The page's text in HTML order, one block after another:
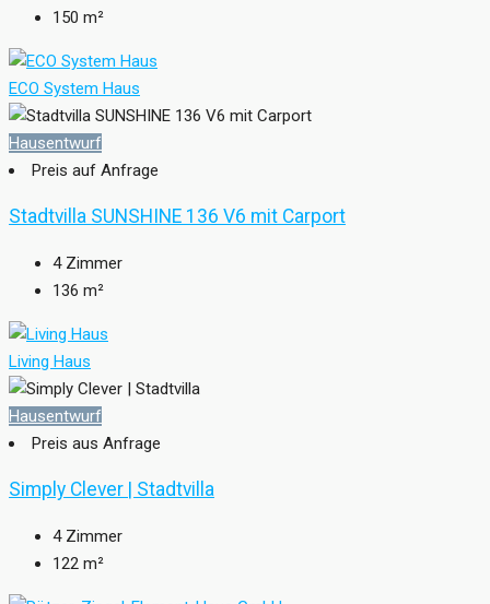
150 m²
ECO System Haus
Hausentwurf
Preis auf Anfrage
Stadtvilla SUNSHINE 136 V6 mit Carport
4 Zimmer
136 m²
Living Haus
Hausentwurf
Preis aus Anfrage
Simply Clever | Stadtvilla
4 Zimmer
122 m²